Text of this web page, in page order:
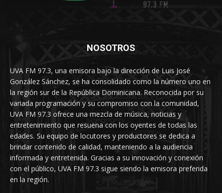
NOSOTROS
UVA FM 97.3, una emisora bajo la dirección de Luis José
González Sánchez, se ha consolidado como la número uno en
la región sur de la República Dominicana. Reconocida por su
variada programación y su compromiso con la comunidad,
UVA FM 97.3 ofrece una mezcla de música, noticias y
entretenimiento que resuena con los oyentes de todas las
edades. Su equipo de locutores y productores se dedica a
brindar contenido de calidad, manteniendo a la audiencia
informada y entretenida. Gracias a su innovación y conexión
con el público, UVA FM 97.3 sigue siendo la emisora preferida
en la región.